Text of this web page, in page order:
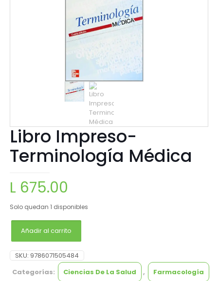
Libro Impreso-
Terminología Médica
L 675.00
Solo quedan 1 disponibles
Añadir al carrito
SKU: 9786071505484
Categorías:
Ciencias De La Salud , Farmacología